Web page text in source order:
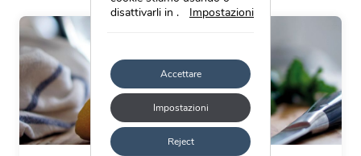
disattivarli in
Impostazioni
.
Accettare
Reject
Impostazioni